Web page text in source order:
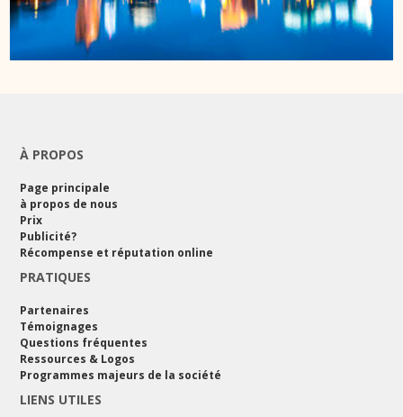
À PROPOS
Page principale
à propos de nous
Prix
Publicité?
Récompense et réputation online
PRATIQUES
Partenaires
Témoignages
Questions fréquentes
Ressources & Logos
Programmes majeurs de la société
LIENS UTILES